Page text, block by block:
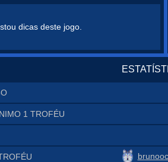
dicas deste jogo.
1 TROFÉU